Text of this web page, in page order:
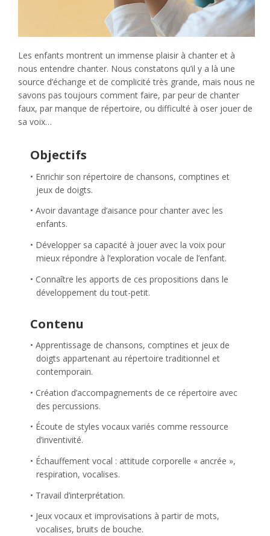
Les enfants montrent un immense plaisir à chanter et à
nous entendre chanter. Nous constatons qu’il y a là une
source d’échange et de complicité très grande, mais nous ne
savons pas toujours comment faire, par peur de chanter
faux, par manque de répertoire, ou difficulté à oser jouer de
sa voix…
Objectifs
Enrichir son répertoire de chansons, comptines et
jeux de doigts.
Avoir davantage d’aisance pour chanter avec les
enfants.
Développer sa capacité à jouer avec la voix pour
mieux répondre à l’exploration vocale de l’enfant.
Connaître les apports de ces propositions dans le
développement du tout-petit.
Contenu
Apprentissage de chansons, comptines et jeux de
doigts appartenant au répertoire traditionnel et
contemporain.
Création d’accompagnements de ce répertoire avec
des percussions.
Écoute de styles vocaux variés comme ressource
d’inventivité.
Échauffement vocal : attitude corporelle « ancrée »,
respiration, vocalises.
Travail d’interprétation.
Jeux vocaux et improvisations à partir de mots,
vocalises, bruits de bouche.